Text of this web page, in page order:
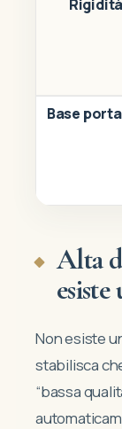
Rigidità
Base
Alta
esiste
Non esiste
stabilisca
“bassa